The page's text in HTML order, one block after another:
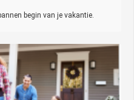
begin van je vakantie.